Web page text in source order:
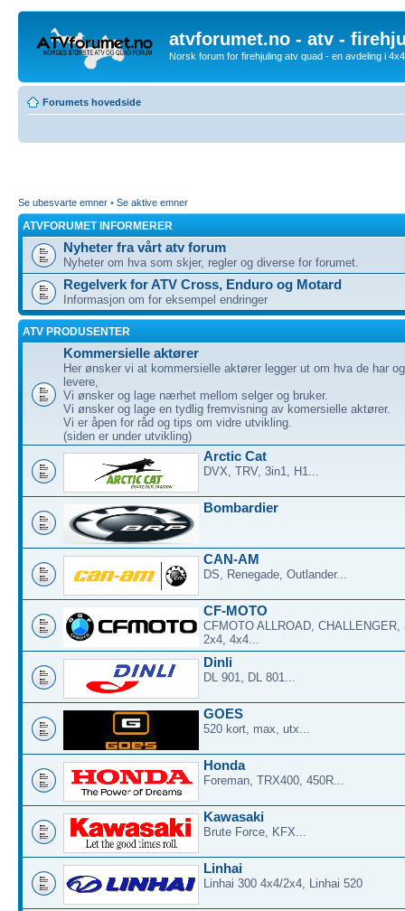
atvforumet.no - atv -
Norsk forum for firehjuling atv quad - en avdeling i
Forumets hovedside
Se ubesvarte emner • Se aktive emner
ATVFORUMET INFORMERER
Nyheter fra vårt atv forum
Nyheter om hva som skjer, regler og diverse for forumet.
Regelverk for ATV Cross, Enduro og Motard
Informasjon om for eksempel endringer
ATV PRODUSENTER
Kommersielle aktører
Her ønsker vi at kommersielle aktører legger ut om hva de har
levere,
Vi ønsker og lage nærhet mellom selger og bruker.
Vi ønsker og lage en tydlig fremvisning av komersielle aktører.
Vi er åpen for råd og tips om vidre utvikling.
(siden er under utvikling)
Arctic Cat
DVX, TRV, 3in1, H1...
Bombardier
CAN-AM
DS, Renegade, Outlander...
CF-MOTO
CFMOTO ALLROAD,
2x4, 4x4...
Dinli
DL 901, DL 801...
GOES
520 kort, max, utx...
Honda
Foreman, TRX400, 450R...
Kawasaki
Brute Force, KFX...
Linhai
Linhai 300 4x4/2x4, Linhai 520